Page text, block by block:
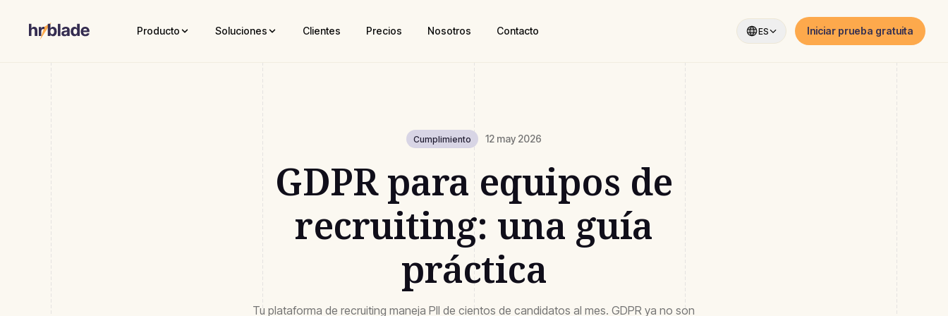
Producto Soluciones Clientes Precios Nosotros Contacto ES Iniciar prueba gratuita
Cumplimiento 12 may 2026
GDPR para equipos de
recruiting: una guía
práctica
Tu plataforma de recruiting maneja PII de cientos de candidatos al mes. GDPR ya no son